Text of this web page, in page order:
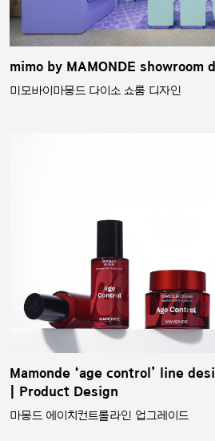
mimo by MAMONDE showroom
미모바이마몽드 다이소 쇼룸 디자인
Mamonde ‘age control’ line
| Product Design
마몽드 에이치컨트롤라인 업그레이드